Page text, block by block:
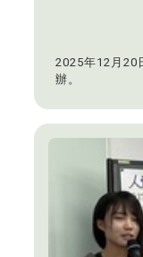
2025年12月20
辦。